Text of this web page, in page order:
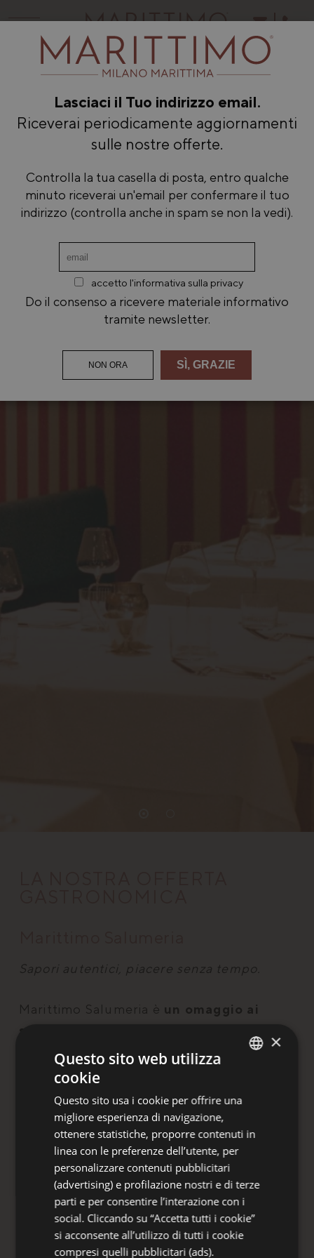
Sapori autentici, piacere senza tempo.
Marittimo Salumeria è un omaggio ai
sapori più autentici dell’Emilia-
Romagna,
un viaggio tra eccellenze
gastronomiche da assaporare in
un’atmosfera rilassata o da portare con te,
per prolungare il piacere oltre il
soggiorno.
Ogni prodotto racconta unastoria di
territorio e passione , selezionato con
cura per offrire un’esperienza che va oltre
il semplice gusto. Dalprosciutto crudo
Lasciaci il Tuo indirizzo email.
Riceverai periodicamente aggiornamenti
sulle nostre offerte.
Controlla la tua casella di posta, entro qualche
minuto riceverai un'email per confermare il tuo
indirizzo (controlla anche in spam se non la vedi).
accetto l'informativa sulla privacy
Do il consenso a ricevere materiale informativo
tramite newsletter.
NON ORA SÌ, GRAZIE
ENGLISH
FRENCH
×
Questo sito web utilizza
cookie
Questo sito usa i cookie per offrire una
migliore esperienza di navigazione,
ottenere statistiche, proporre contenuti in
linea con le preferenze dell’utente, per
personalizzare contenuti pubblicitari
(advertising) e profilazione nostri e di terze
parti e per consentire l’interazione con i
social. Cliccando su “Accetta tutti i cookie”
si acconsente all’utilizzo di tutti i cookie
compresi quelli pubblicitari (ads).